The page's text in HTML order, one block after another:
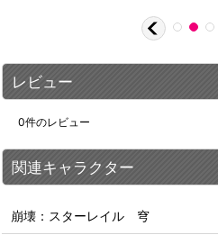
レビュー
0件のレビュー
関連キャラクター
崩壊：スターレイル 穹